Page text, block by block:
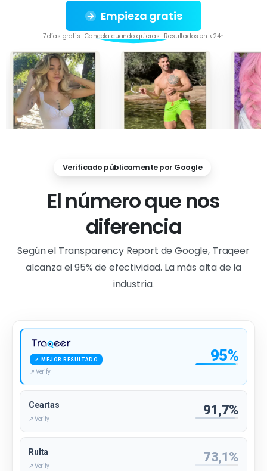
Empieza gratis
7 días gratis · Cancela cuando quieras · Resultados en <24h
Verificado públicamente por Google
El número que nos
diferencia
Según el Transparency Report de Google, Traqeer
alcanza el 95% de efectividad. La más alta de la
industria.
✓ MEJOR RESULTADO
↗ Verify
95%
Ceartas
↗ Verify
91,7%
Rulta
↗ Verify
73,1%